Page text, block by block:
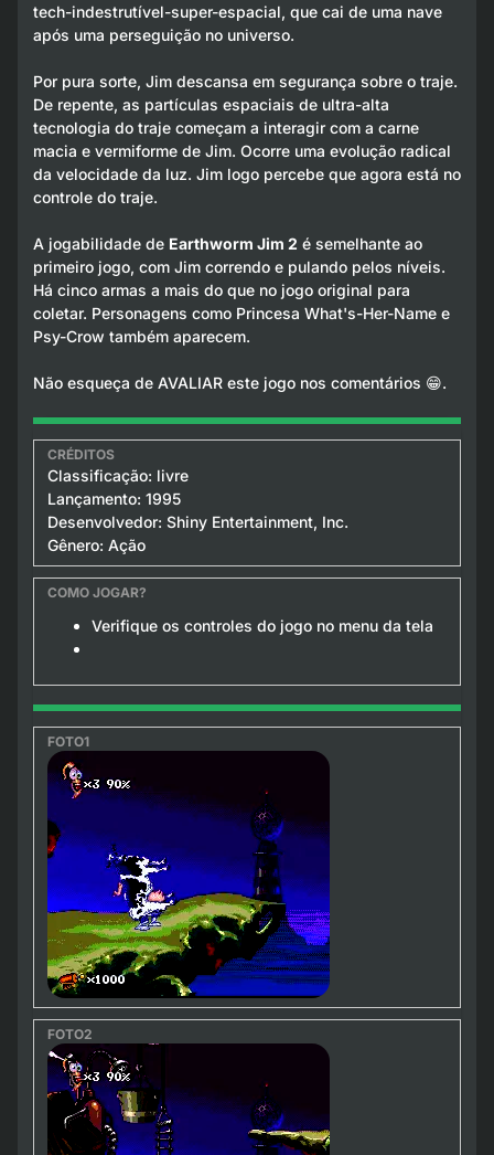
tech-indestrutível-super-espacial, que cai de uma nave
após uma perseguição no universo.
Por pura sorte, Jim descansa em segurança sobre o traje.
De repente, as partículas espaciais de ultra-alta
tecnologia do traje começam a interagir com a carne
macia e vermiforme de Jim. Ocorre uma evolução radical
da velocidade da luz. Jim logo percebe que agora está no
controle do traje.
A jogabilidade de Earthworm Jim 2 é semelhante ao
primeiro jogo, com Jim correndo e pulando pelos níveis.
Há cinco armas a mais do que no jogo original para
coletar. Personagens como Princesa What's-Her-Name e
Psy-Crow também aparecem.
Não esqueça de AVALIAR este jogo nos comentários 😁.
Classificação: livre
Lançamento: 1995
Desenvolvedor: Shiny Entertainment, Inc.
Gênero: Ação
Verifique os controles do jogo no menu da tela